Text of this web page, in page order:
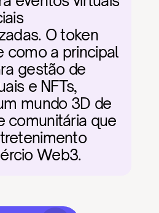
O token
como a principal
gestão de
e NFTs,
mundo 3D de
comunitária que
Web3.